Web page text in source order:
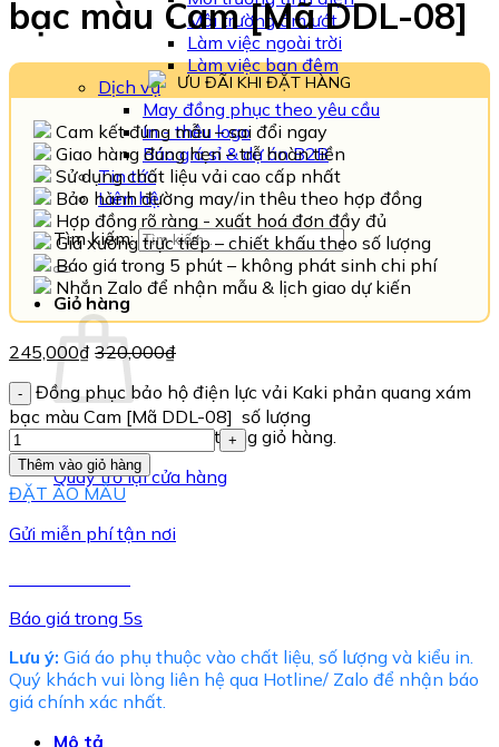
Môi trường ẩm ướt
Làm việc ngoài trời
Làm việc ban đêm
Dịch vụ
May đồng phục theo yêu cầu
In - thêu logo
Báo giá sỉ & dự án B2B
Tin tức
Liên hệ
Tìm kiếm:
Giỏ hàng
Chưa có sản phẩm trong giỏ hàng.
Quay trở lại cửa hàng
bạc màu Cam [Mã DDL-08]
ƯU ĐÃI KHI ĐẶT HÀNG
Cam kết đúng mẫu – sai đổi ngay
Giao hàng đúng hẹn – trễ hoàn tiền
Sử dụng chất liệu vải cao cấp nhất
Bảo hành đường may/in thêu theo hợp đồng
Hợp đồng rõ ràng - xuất hoá đơn đầy đủ
Giá xưởng trực tiếp – chiết khấu theo số lượng
Báo giá trong 5 phút – không phát sinh chi phí
Nhắn Zalo để nhận mẫu & lịch giao dự kiến
245,000₫ 320,000₫
Đồng phục bảo hộ điện lực vải Kaki phản quang xám
bạc màu Cam [Mã DDL-08] số lượng
Thêm vào giỏ hàng
ĐẶT ÁO MẪU
Gửi miễn phí tận nơi
Báo giá trong 5s
Lưu ý: Giá áo phụ thuộc vào chất liệu, số lượng và kiểu in.
Quý khách vui lòng liên hệ qua Hotline/ Zalo để nhận báo
giá chính xác nhất.
Mô tả